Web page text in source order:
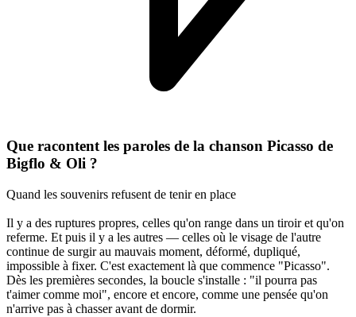
Que racontent les paroles de la chanson Picasso de
Bigflo & Oli ?
Quand les souvenirs refusent de tenir en place
Il y a des ruptures propres, celles qu'on range dans un tiroir et qu'on
referme. Et puis il y a les autres — celles où le visage de l'autre
continue de surgir au mauvais moment, déformé, dupliqué,
impossible à fixer. C'est exactement là que commence "Picasso".
Dès les premières secondes, la boucle s'installe : "il pourra pas
t'aimer comme moi", encore et encore, comme une pensée qu'on
n'arrive pas à chasser avant de dormir.